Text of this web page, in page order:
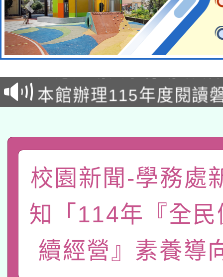
本校115學年度第2次
招甄選結果公告(無人
招)
適應運動共學行動站研
本館辦理115年度閱讀
科技賦能─人工智慧
礎課程
A3數位素養講師名單
「數位內容與教學軟
pilot」
有關大陸委員會函釋公
薪期間赴陸應申請許可
轉知經濟部水利署委託
業技術研究院辦理「
用水績優單位及節水達
115年8月22日(星期六
桃園市孔廟祈福系列
2026年桃園地景藝術
校園新聞-學務處
知「114年『全民
續經營』素養導